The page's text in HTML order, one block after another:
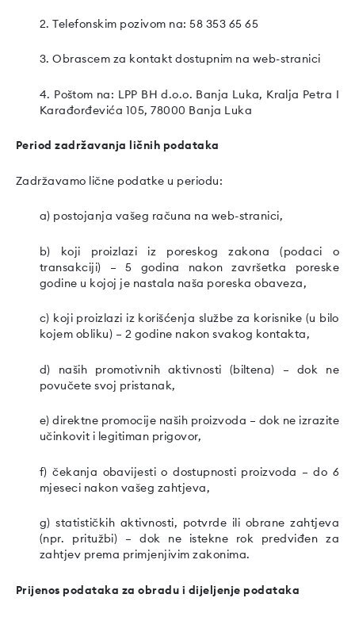
2. Telefonskim pozivom na: 58 353 65 65
3. Obrascem za kontakt dostupnim na web-stranici
4. Poštom na: LPP BH d.o.o. Banja Luka, Kralja Petra I
Karađorđevića 105, 78000 Banja Luka
Period zadržavanja ličnih podataka
Zadržavamo lične podatke u periodu:
a) postojanja vašeg računa na web-stranici,
b) koji proizlazi iz poreskog zakona (podaci o
transakciji) – 5 godina nakon završetka poreske
godine u kojoj je nastala naša poreska obaveza,
c) koji proizlazi iz korišćenja službe za korisnike (u bilo
kojem obliku) – 2 godine nakon svakog kontakta,
d) naših promotivnih aktivnosti (biltena) – dok ne
povučete svoj pristanak,
e) direktne promocije naših proizvoda – dok ne izrazite
učinkovit i legitiman prigovor,
f) čekanja obavijesti o dostupnosti proizvoda – do 6
mjeseci nakon vašeg zahtjeva,
g) statističkih aktivnosti, potvrde ili obrane zahtjeva
(npr. pritužbi) – dok ne istekne rok predviđen za
zahtjev prema primjenjivim zakonima.
Prijenos podataka za obradu i dijeljenje podataka